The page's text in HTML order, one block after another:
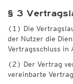
§ 3
(1) Die
der Nutzer die
Vertragsschluss in
(2) Der Vertrag
vereinbarte